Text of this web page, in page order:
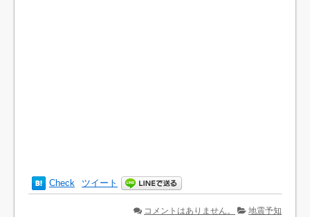
Check ツイート
コメントはありません。 地震予知